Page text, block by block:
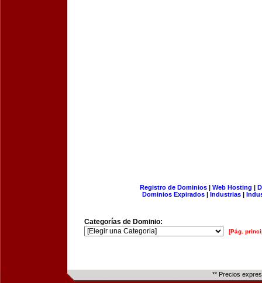
Registro de Dominios| Web Hosting |
Dominios Expirados | Industrias |
Categorías de Dominio:
[Pág.
** Precios